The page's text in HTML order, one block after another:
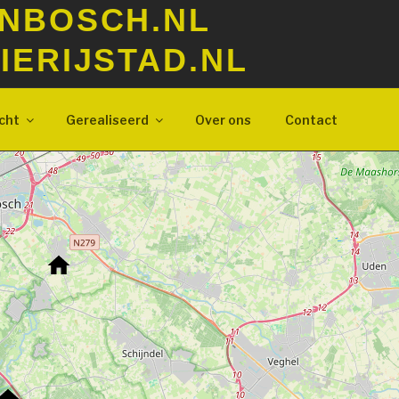
Gerealiseerd Over ons Contact